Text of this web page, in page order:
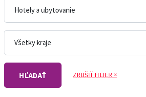
HĽADAŤ ZRUŠIŤ FILTER ×